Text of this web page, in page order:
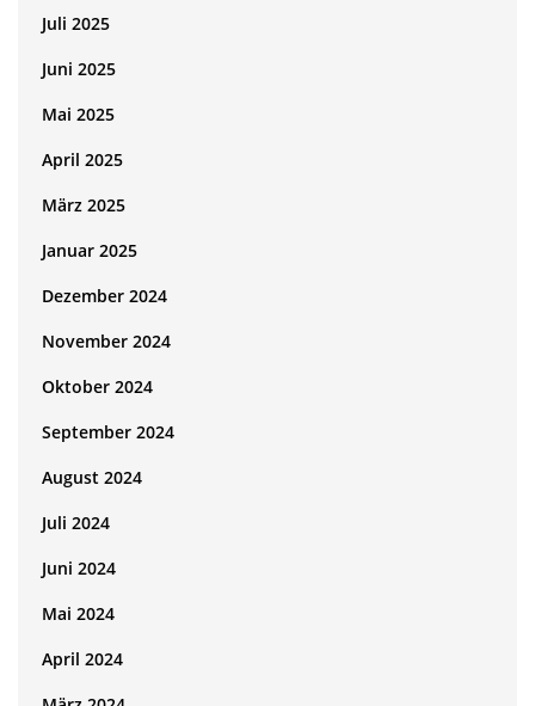
Juli 2025
Juni 2025
Mai 2025
April 2025
März 2025
Januar 2025
Dezember 2024
November 2024
Oktober 2024
September 2024
August 2024
Juli 2024
Juni 2024
Mai 2024
April 2024